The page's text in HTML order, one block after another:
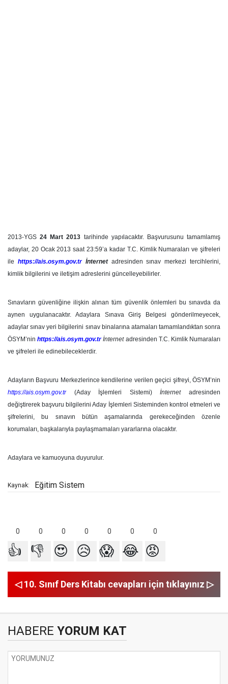
2013-YGS24 Mart 2013 tarihinde yapılacaktır. Başvurusunu tamamlamış
adaylar, 20 Ocak 2013 saat 23:59’a kadar T.C. Kimlik Numaraları ve şifreleri
ile https://ais.osym.gov.trİnternetadresinden sınav merkezi tercihlerini,
kimlik bilgilerini ve iletişim adreslerini güncelleyebilirler.
Sınavların güvenliğine ilişkin alınan tüm güvenlik önlemleri bu sınavda da
aynen uygulanacaktır. Adaylara Sınava Giriş Belgesi gönderilmeyecek,
adaylar sınav yeri bilgilerini sınav binalarına atamaları tamamlandıktan sonra
ÖSYM’ninhttps://ais.osym.gov.tr İnternetadresinden T.C. Kimlik Numaraları
ve şifreleri ile edinebileceklerdir.
Adayların Başvuru Merkezlerince kendilerine verilen geçici şifreyi, ÖSYM’nin
https://ais.osym.gov.tr(Aday İşlemleri Sistemi)İnternetadresinden
değiştirerek başvuru bilgilerini Aday İşlemleri Sisteminden kontrol etmeleri ve
şifrelerini, bu sınavın bütün aşamalarında gerekeceğinden özenle
korumaları, başkalarıyla paylaşmamaları yararlarına olacaktır.
Adaylara ve kamuoyuna duyurulur.
Kaynak: Eğitim Sistem
0 0 0 0 0 0 0
👍 👎 😍 😥 😱 😂 😡
◁ 10. Sınıf Ders Kitabı cevapları için tıklayınız ▷
HABERE YORUM KAT